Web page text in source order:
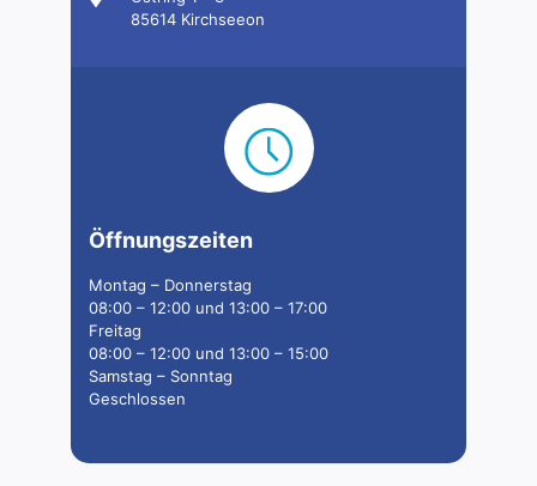
85614 Kirchseeon
Öffnungszeiten
Montag – Donnerstag
08:00 – 12:00 und 13:00 – 17:00
Freitag
08:00 – 12:00 und 13:00 – 15:00
Samstag – Sonntag
Geschlossen